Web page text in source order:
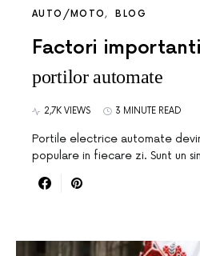
AUTO/MOTO BLOG
Factori
portilor automate
2,7K VIEWS 3 MINUTE READ
Portile electrice automate
populare in fiecare zi. Sunt un